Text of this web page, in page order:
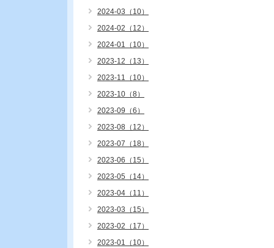
2024-03（10）
2024-02（12）
2024-01（10）
2023-12（13）
2023-11（10）
2023-10（8）
2023-09（6）
2023-08（12）
2023-07（18）
2023-06（15）
2023-05（14）
2023-04（11）
2023-03（15）
2023-02（17）
2023-01（10）